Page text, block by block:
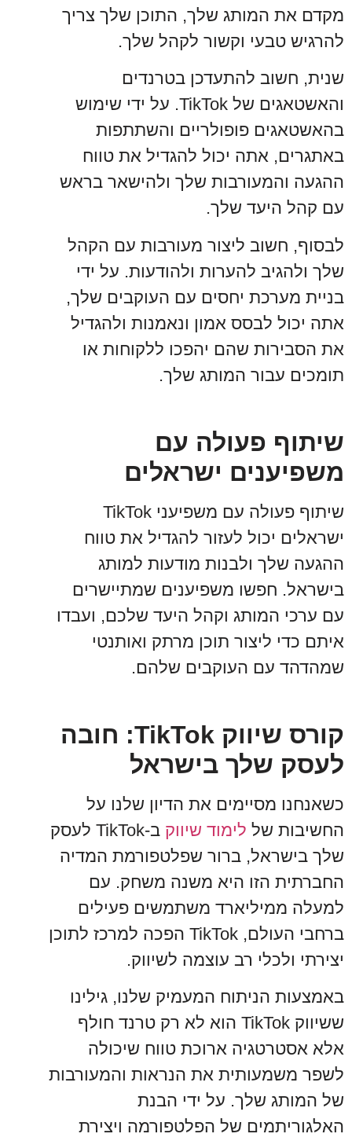
מקדם את המותג שלך, התוכן שלך צריך
להרגיש טבעי וקשור לקהל שלך.
שנית, חשוב להתעדכן בטרנדים
והאשטאגים של TikTok. על ידי שימוש
בהאשטאגים פופולריים והשתתפות
באתגרים, אתה יכול להגדיל את טווח
ההגעה והמעורבות שלך ולהישאר בראש
עם קהל היעד שלך.
לבסוף, חשוב ליצור מעורבות עם הקהל
שלך ולהגיב להערות ולהודעות. על ידי
בניית מערכת יחסים עם העוקבים שלך,
אתה יכול לבסס אמון ונאמנות ולהגדיל
את הסבירות שהם יהפכו ללקוחות או
תומכים עבור המותג שלך.
שיתוף פעולה עם
משפיענים ישראלים
שיתוף פעולה עם משפיעני TikTok
ישראלים יכול לעזור להגדיל את טווח
ההגעה שלך ולבנות מודעות למותג
בישראל. חפשו משפיענים שמתיישרים
עם ערכי המותג וקהל היעד שלכם, ועבדו
איתם כדי ליצור תוכן מרתק ואותנטי
שמהדהד עם העוקבים שלהם.
קורס שיווק TikTok: חובה
לעסק שלך בישראל
כשאנחנו מסיימים את הדיון שלנו על
החשיבות של לימוד שיווק
ב-TikTok לעסק
שלך בישראל, ברור שפלטפורמת המדיה
החברתית הזו היא משנה משחק. עם
למעלה ממיליארד משתמשים פעילים
ברחבי העולם, TikTok הפכה למרכז לתוכן
יצירתי ולכלי רב עוצמה לשיווק.
באמצעות הניתוח המעמיק שלנו, גילינו
ששיווק TikTok הוא לא רק טרנד חולף
אלא אסטרטגיה ארוכת טווח שיכולה
לשפר משמעותית את הנראות והמעורבות
של המותג שלך. על ידי הבנת
האלגוריתמים של הפלטפורמה ויצירת